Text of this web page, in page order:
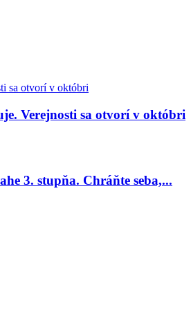
Verejnosti sa otvorí v októbri
3. stupňa. Chráňte seba,...